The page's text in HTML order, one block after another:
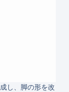
し、脚の形を改